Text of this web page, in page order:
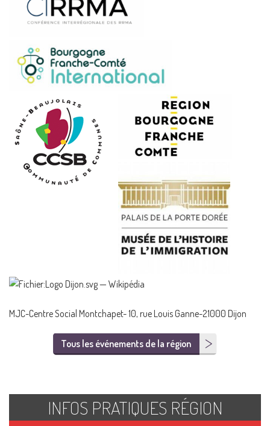
MJC-Centre Social Montchapet- 10, rue Louis Ganne-21000 Dijon
Tous les événements de la région
INFOS PRATIQUES RÉGION